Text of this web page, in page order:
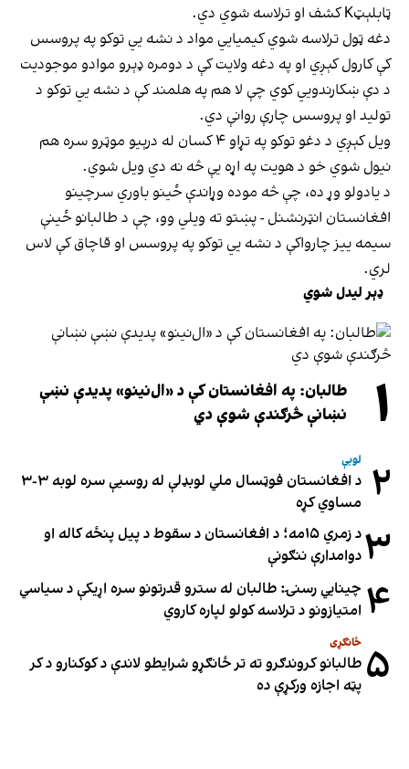
ټابلېټK کشف او ترلاسه شوي دي.
دغه ټول ترلاسه شوي کیمیايي مواد د نشه يي توکو په پروسس
کې کارول کېږي او په دغه ولایت کې د دومره ډېرو موادو موجودیت
د دې ښکارندويي کوي چې لا هم په هلمند کې د نشه يي توکو د
تولید او پروسس چارې روانې دي.
ویل کېږي د دغو توکو په تړاو ۴ کسان له درېیو موټرو سره هم
نیول شوي خو د هویت په اړه یې څه نه دي ویل شوي.
د یادولو وړ ده، چې څه موده وړاندې ځینو باوري سرچینو
افغانستان انټرنشنل - پښتو ته ویلي وو، چې د طالبانو ځینې
سیمه ییز چارواکې د نشه یي توکو په پروسس او قاچاق کې لاس
لري.
ډېر لیدل شوي
۱
طالبان: په افغانستان کې د «ال‌نینو» پدیدې نښې
نښانې څرګندې شوې دي
۲ لوبې
د افغانستان فوټسال ملي لوبډلې له روسیې سره لوبه ۳-۳
مساوي کړه
۳
د زمري ۱۵مه؛ د افغانستان د سقوط د پیل پنځه کاله او
دوامدارې ننګونې
۴ چینایي رسنۍ: طالبان له سترو قدرتونو سره اړیکې د سیاسي
امتیازونو د ترلاسه کولو لپاره کاروي
۵ ځانګړی
طالبانو کروندګرو ته تر ځانګړو شرایطو لاندې د کوکنارو د کر
پټه اجازه ورکړې ده